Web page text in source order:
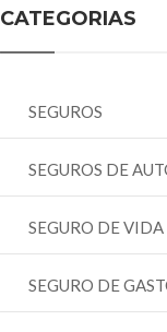
CATEGORIAS
SEGUROS
SEGUROS DE
SEGURO DE VIDA
SEGURO DE